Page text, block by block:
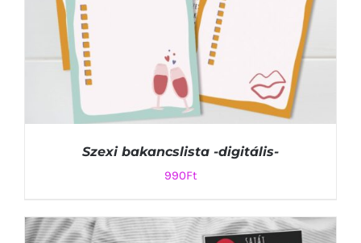
Szexi bakancslista -digitális-
990Ft